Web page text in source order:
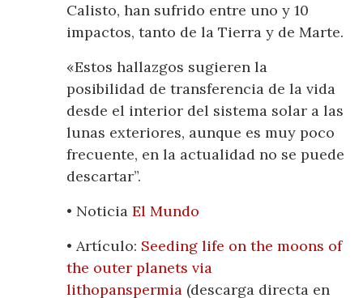
Calisto, han sufrido entre uno y 10
impactos, tanto de la Tierra y de Marte.
«Estos hallazgos sugieren la
posibilidad de transferencia de la vida
desde el interior del sistema solar a las
lunas exteriores, aunque es muy poco
frecuente, en la actualidad no se puede
descartar”.
• NoticiaEl Mundo
• Artículo: Seeding life on the moons of
the outer planets via
lithopanspermia (descarga directa en